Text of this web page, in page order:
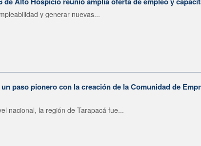
y generar nuevas...
un paso pionero con la creación de la Comunidad de
nacional, la región de Tarapacá fue...